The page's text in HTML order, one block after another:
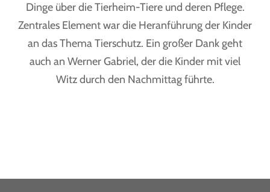
Dinge über die Tierheim-Tiere und deren Pflege.
Zentrales Element war die Heranführung der Kinder
an das Thema Tierschutz. Ein großer Dank geht
auch an Werner Gabriel, der die Kinder mit viel
Witz durch den Nachmittag führte.